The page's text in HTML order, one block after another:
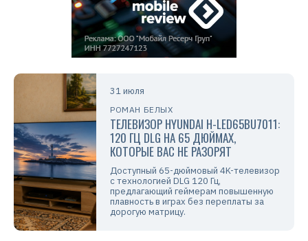
31 июля
РОМАН БЕЛЫХ
ТЕЛЕВИЗОР HYUNDAI H-LED65BU7011:
120 ГЦ DLG НА 65 ДЮЙМАХ,
КОТОРЫЕ ВАС НЕ РАЗОРЯТ
Доступный 65-дюймовый 4K-телевизор
с технологией DLG 120 Гц,
предлагающий геймерам повышенную
плавность в играх без переплаты за
дорогую матрицу.